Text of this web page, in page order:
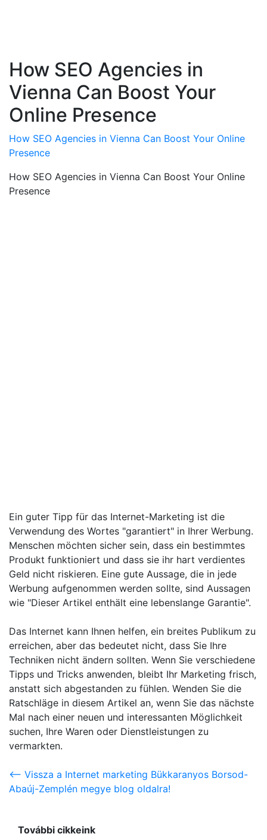
How SEO Agencies in
Vienna Can Boost Your
Online Presence
How SEO Agencies in Vienna Can Boost Your Online
Presence
How SEO Agencies in Vienna Can Boost Your Online
Presence
Ein guter Tipp für das Internet-Marketing ist die
Verwendung des Wortes "garantiert" in Ihrer Werbung.
Menschen möchten sicher sein, dass ein bestimmtes
Produkt funktioniert und dass sie ihr hart verdientes
Geld nicht riskieren. Eine gute Aussage, die in jede
Werbung aufgenommen werden sollte, sind Aussagen
wie "Dieser Artikel enthält eine lebenslange Garantie".
Das Internet kann Ihnen helfen, ein breites Publikum zu
erreichen, aber das bedeutet nicht, dass Sie Ihre
Techniken nicht ändern sollten. Wenn Sie verschiedene
Tipps und Tricks anwenden, bleibt Ihr Marketing frisch,
anstatt sich abgestanden zu fühlen. Wenden Sie die
Ratschläge in diesem Artikel an, wenn Sie das nächste
Mal nach einer neuen und interessanten Möglichkeit
suchen, Ihre Waren oder Dienstleistungen zu
vermarkten.
<-- Vissza a Internet marketing Bükkaranyos Borsod-
Abaúj-Zemplén megye blog oldalra!
További cikkeink